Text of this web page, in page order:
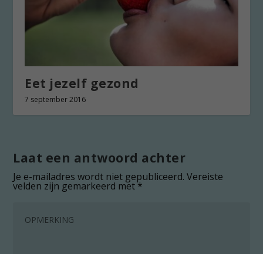
Eet jezelf gezond
7 september 2016
Laat een antwoord achter
Je e-mailadres wordt niet gepubliceerd. Vereiste
velden zijn gemarkeerd met*